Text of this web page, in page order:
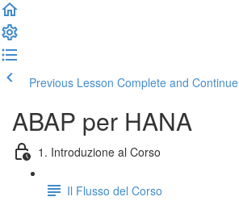
Previous Lesson Complete and Continue
ABAP per HANA
1. Introduzione al Corso
Il Flusso del Corso